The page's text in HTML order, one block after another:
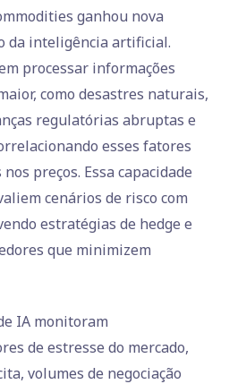
ganhou nova
da inteligência artificial.
processar informações
como desastres naturais,
regulatórias abruptas e
esses fatores
preços. Essa capacidade
cenários de risco com
estratégias de hedge e
que minimizem
IA monitoram
de estresse do mercado,
volumes de negociação